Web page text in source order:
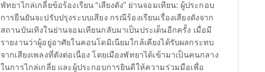
พัทยาไกล่เกลี่ยข้อร้องเรียน “เสียงดัง” ย่านจอมเทียน: ผู้ประกอบ
การยืนยันจะปรับปรุงระบบเสียง กรณีร้องเรียนเรื่องเสียงดังจาก
สถานบันเทิงในย่านจอมเทียนกลับมาเป็นประเด็นอีกครั้ง เมื่อมี
รายงานว่าผู้อยู่อาศัยในคอนโดมิเนียมใกล้เคียงได้รับผลกระทบ
จากเสียงเพลงที่ดังต่อเนื่อง โดยเมืองพัทยาได้เข้ามาเป็นคนกลาง
ในการไกล่เกลี่ย และผู้ประกอบการยินดีให้ความร่วมมือเพื่อ